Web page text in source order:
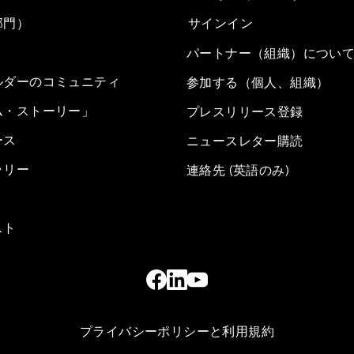
）
ーのコミュニティ
ストーリー」
リー
サインイン
パートナー（組織）につい
参加する（個人、組織）
プレスリリース登録
ニュースレター購読
連絡先 (英語のみ)
プライバシーポリシーと利用規約